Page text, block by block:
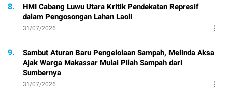
8.
HMI Cabang Luwu Utara Kritik Pendekatan Represif
dalam Pengosongan Lahan Laoli
31/07/2026
9.
Sambut Aturan Baru Pengelolaan Sampah, Melinda Aksa
Ajak Warga Makassar Mulai Pilah Sampah dari
Sumbernya
31/07/2026